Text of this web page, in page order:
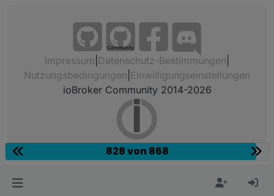
Community
Impressum Datenschutz-Bestimmungen
Nutzungsbedingungen Einwilligungseinstellungen
ioBroker Community 2014-2026
828 von 868